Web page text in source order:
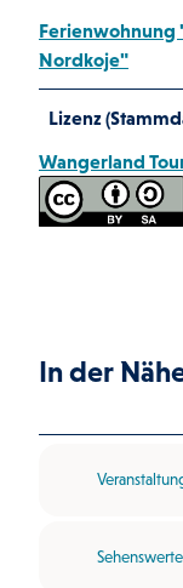
Ferienwohnung
Nordkoje"
Lizenz
Wangerland
In der